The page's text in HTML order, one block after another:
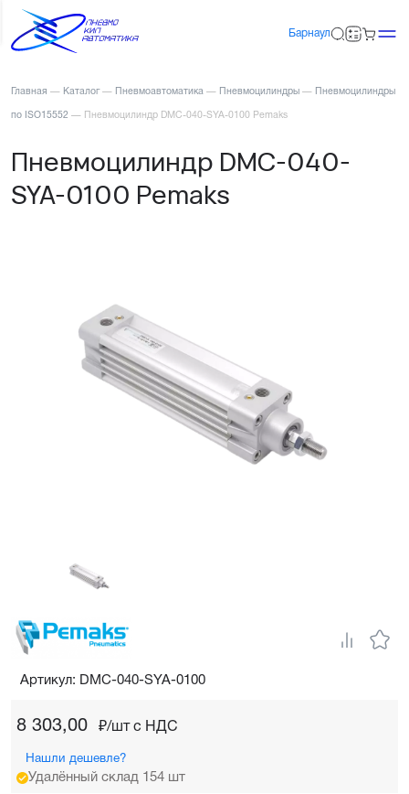
Барнаул
Главная — Каталог — Пневмоавтоматика — Пневмоцилиндры — Пневмоцилиндры
по ISO15552 — Пневмоцилиндр DMC-040-SYA-0100 Pemaks
Пневмоцилиндр DMC-040-
SYA-0100 Pemaks
8 303,00 ₽/шт c НДС
Нашли дешевле?
Удалённый склад 154 шт
Артикул: DMC-040-SYA-0100